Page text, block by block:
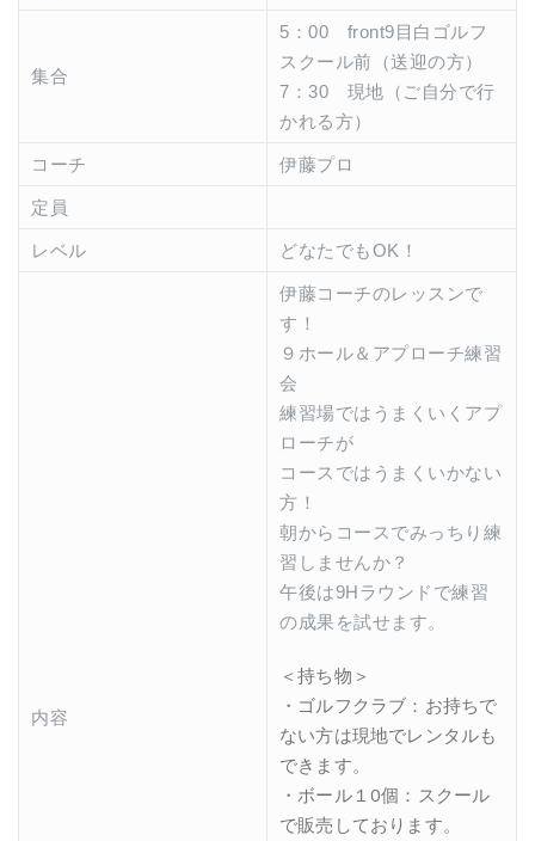
集合
5：00 front9目白ゴルフ
スクール前（送迎の方）
7：30 現地（ご自分で行
かれる方）
コーチ 伊藤プロ
定員
レベル どなたでもOK！
内容
伊藤コーチのレッスンで
す！
９ホール＆アプローチ練習
会
練習場ではうまくいくアプ
ローチが
コースではうまくいかない
方！
朝からコースでみっちり練
習しませんか？
午後は9Hラウンドで練習
の成果を試せます。
＜持ち物＞
・ゴルフクラブ：お持ちで
ない方は現地でレンタルも
できます。
・ボール１0個：スクール
で販売しております。